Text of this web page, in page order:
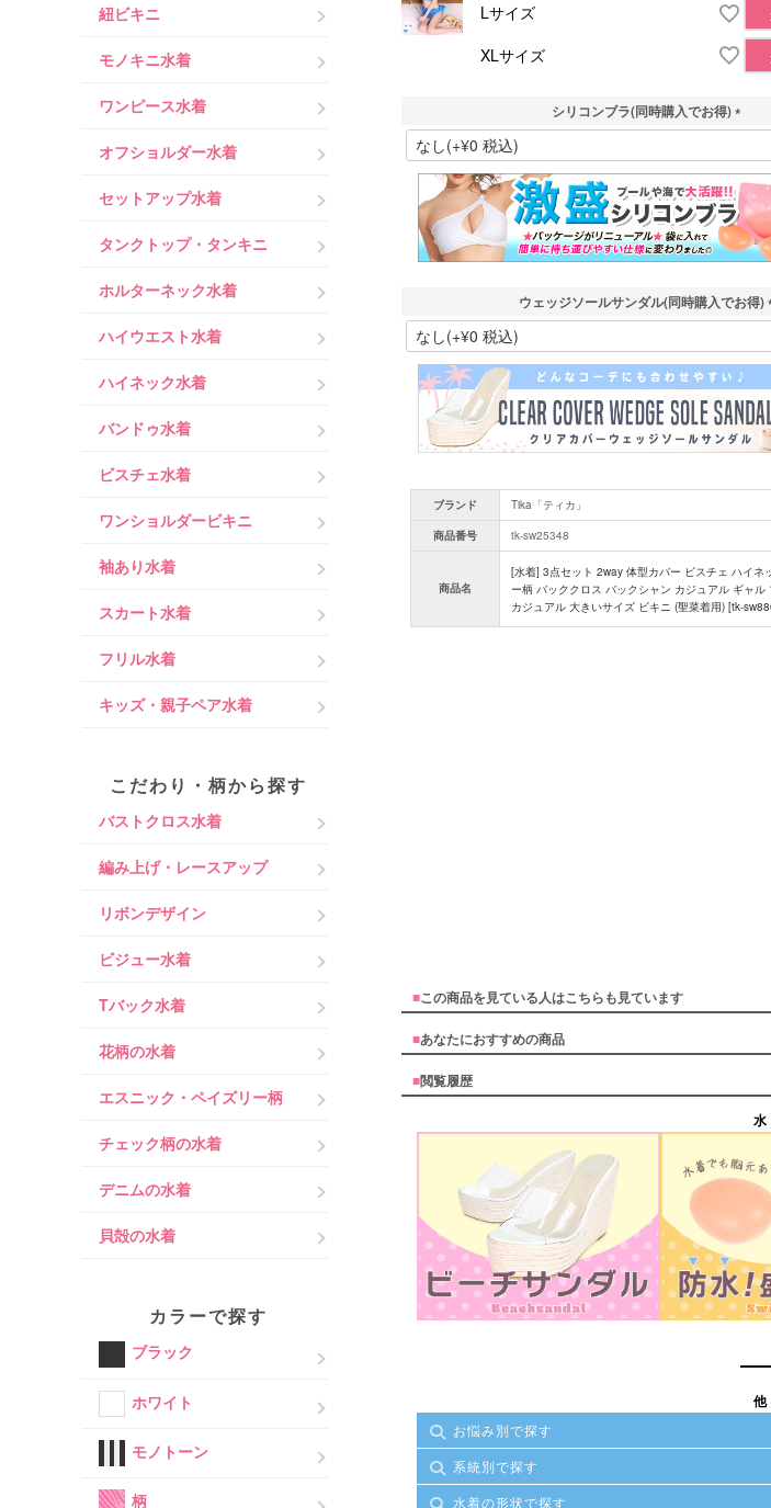
紐ビキニ
モノキニ水着
ワンピース水着
オフショルダー水着
セットアップ水着
タンクトップ・タンキニ
ホルターネック水着
ハイウエスト水着
ハイネック水着
バンドゥ水着
ビスチェ水着
ワンショルダービキニ
袖あり水着
スカート水着
フリル水着
キッズ・親子ペア水着
こだわり・柄から探す
バストクロス水着
編み上げ・レースアップ
リボンデザイン
ビジュー水着
Tバック水着
花柄の水着
エスニック・ペイズリー柄
チェック柄の水着
デニムの水着
貝殻の水着
カラーで探す
ブラック
ホワイト
モノトーン
柄
Lサイズ
XLサイズ
シリコンブラ(同時購入でお得)
(
必
須
)
ウェッジソールサンダル(同時購入でお得)
ブランド
Tika「ティカ」
商品番号
tk-sw25348
商品名
[水着] 3点セット 2way 体型カバー ビスチェ ハイネ
ー柄 バッククロス バックシャン カジュアル ギャル
カジュアル 大きいサイズ ビキニ (聖菜着用) [tk-
■この商品を見ている人はこちらも見ています
■あなたにおすすめの商品
■閲覧履歴
お悩み別で探す
系統別で探す
水着の形状で探す